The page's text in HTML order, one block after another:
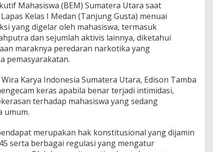
Mahasiswa (BEM) Sumatera Utara saat
Kelas I Medan (Tanjung Gusta) menuai
yang digelar oleh mahasiswa, termasuk
dan sejumlah aktivis lainnya, diketahui
maraknya peredaran narkotika yang
pemasyarakatan.
Karya Indonesia Sumatera Utara, Edison Tamba
keras apabila benar terjadi intimidasi,
terhadap mahasiswa yang sedang
umum.
merupakan hak konstitusional yang dijamin
serta berbagai regulasi yang mengatur